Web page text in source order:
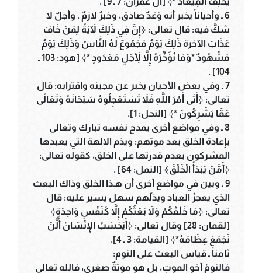
6 ـ وأحياناً يخبر أنه وَعْدٌ صادق، وخبرٌ لازمٌ . وأجلٌ لا
شكَّ فيه: قال تعالى: ﴿إِنَّ فِي ذَلِكَ لآَيَةً لِمَنْ خَافَ
عَذَابَ الآخرة ذَلِكَ يَوْمٌ مَجْمُوعٌ لَهُ النَّاسُ وَذَلِكَ يَوْمٌ
مَشْهُودٌ *وَمَا نُؤَخِّرُهُ إِلاَّ لأَِجَلٍ مَعْدُودٍ *﴾ [هود: 103 ـ
104] .
7 ـ وفي بعض الأحيان يخبر عن مجيئه واقترابه: قال
تعالى: ﴿أَتَى أَمْرُ اللَّهِ فَلاَ تَسْتَعْجِلُوهُ سُبْحَانَهُ وَتَعَالَى
عَمَّا يُشْرِكُونَ *﴾ [النحل: 1].
8 ـ وفي مواضع أخرى يمدح نفسه تبارك وتعالى
بإعادة الخلق بعد موتهم: ويذم الالهة التي يعبدها
المشركون بعدم قدرتها على الخلق، كقوله تعالى:
﴿أَمَّنْ يَبْدَأُ الْخَلْقَ﴾ [النمل: 64] .
9 ـ وبين في مواضع أخرى أن هـذا الخلق وذاك البعث
الذي يعجزُ العباد ويذلّهم سهل يسير عليه: قال
تعالى: ﴿مَا خَلْقُكُمْ وَلاَ بَعْثُكُمْ إِلاَّ كَنَفْسٍ وَاحِدَةٍ﴾
[لقمان: 28] وقال تعالى: ﴿أَيَحْسَبُ الإِنْسَانُ أَلَّنْ
نَجْمَعَ عِظَامَهُ*﴾ [القيامة: 3 ـ 4].
ثامناً ـ قياس البعث على النوم:
فالنومُ أخو الموتِ، بل هو موتةٌ صغرى، فالله تعالى